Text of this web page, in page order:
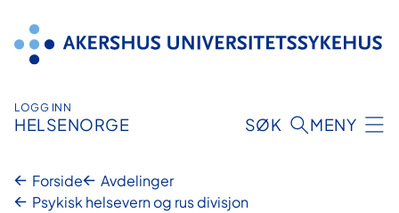
innhold
LOGG INN
HELSENORGE SØK MENY
Forside
Avdelinger
Psykisk helsevern og rus divisjon